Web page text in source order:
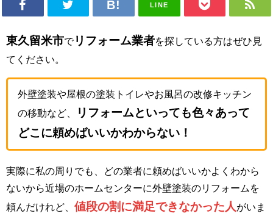
LINE
東久留米市でリフォーム業者を探している方はぜひ見
てください。
外壁塗装や屋根の塗装トイレやお風呂の改修キッチン
の移動など、
リフォームといっても色々あって
どこに頼めばいいかわからない！
実際に私の周りでも、どの業者に頼めばいいかよくわから
ないから近場のホームセンターに外壁塗装のリフォームを
頼んだけれど、 値段の割に満足できなかった人 がいま